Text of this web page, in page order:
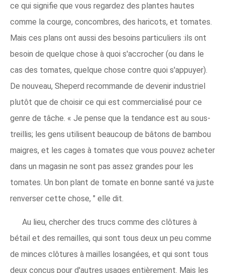
ce qui signifie que vous regardez des plantes hautes
comme la courge, concombres, des haricots, et tomates.
Mais ces plans ont aussi des besoins particuliers :ils ont
besoin de quelque chose à quoi s'accrocher (ou dans le
cas des tomates, quelque chose contre quoi s'appuyer).
De nouveau, Sheperd recommande de devenir industriel
plutôt que de choisir ce qui est commercialisé pour ce
genre de tâche. « Je pense que la tendance est au sous-
treillis; les gens utilisent beaucoup de bâtons de bambou
maigres, et les cages à tomates que vous pouvez acheter
dans un magasin ne sont pas assez grandes pour les
tomates. Un bon plant de tomate en bonne santé va juste
renverser cette chose, " elle dit.
Au lieu, chercher des trucs comme des clôtures à
bétail et des remailles, qui sont tous deux un peu comme
de minces clôtures à mailles losangées, et qui sont tous
deux conçus pour d'autres usages entièrement. Mais les